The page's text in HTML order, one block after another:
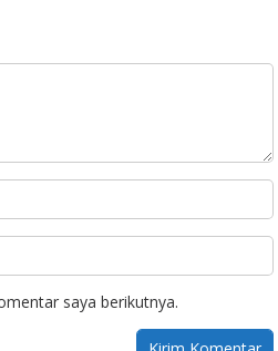
saya berikutnya.